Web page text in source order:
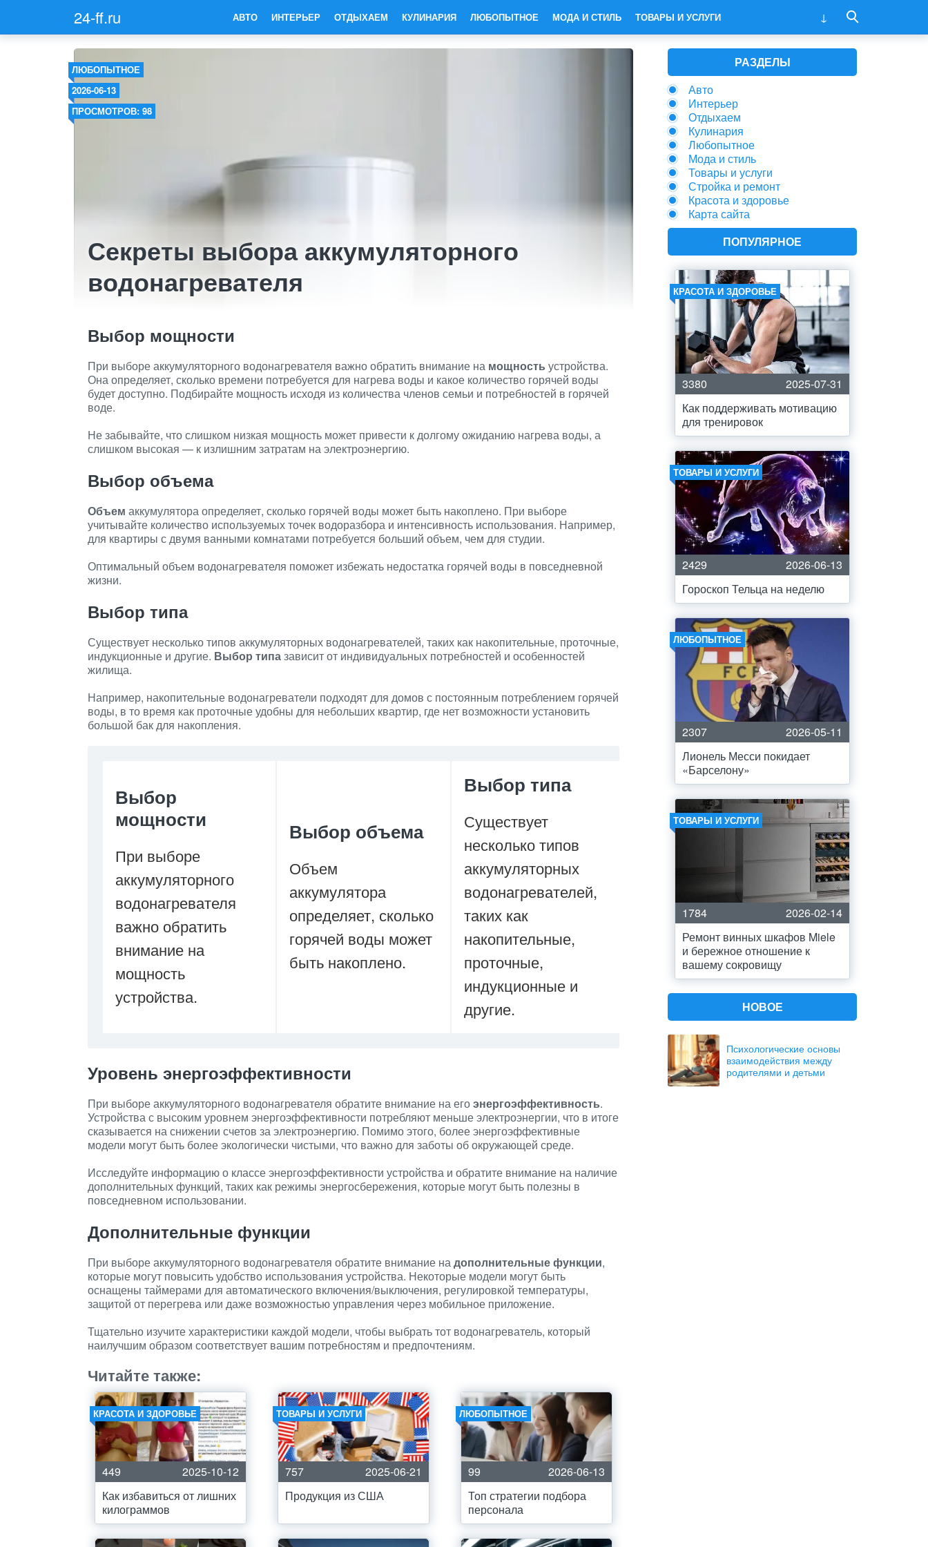
24-ff.ru АВТО ИНТЕРЬЕР ОТДЫХАЕМ КУЛИНАРИЯ ЛЮБОПЫТНОЕ МОДА И СТИЛЬ ТОВАРЫ И УСЛУГИ
ЛЮБОПЫТНОЕ
2026-06-13
ПРОСМОТРОВ: 98
Секреты выбора аккумуляторного
водонагревателя
Выбор мощности
При выборе аккумуляторного водонагревателя важно обратить внимание на мощность устройства.
Она определяет, сколько времени потребуется для нагрева воды и какое количество горячей воды
будет доступно. Подбирайте мощность исходя из количества членов семьи и потребностей в горячей
воде.
Не забывайте, что слишком низкая мощность может привести к долгому ожиданию нагрева воды, а
слишком высокая — к излишним затратам на электроэнергию.
Выбор объема
Объем аккумулятора определяет, сколько горячей воды может быть накоплено. При выборе
учитывайте количество используемых точек водоразбора и интенсивность использования. Например,
для квартиры с двумя ванными комнатами потребуется больший объем, чем для студии.
Оптимальный объем водонагревателя поможет избежать недостатка горячей воды в повседневной
жизни.
Выбор типа
Существует несколько типов аккумуляторных водонагревателей, таких как накопительные, проточные,
индукционные и другие. Выбор типазависит от индивидуальных потребностей и особенностей
жилища.
Например, накопительные водонагреватели подходят для домов с постоянным потреблением горячей
воды, в то время как проточные удобны для небольших квартир, где нет возможности установить
большой бак для накопления.
Выбор
мощности
При выборе
аккумуляторного
водонагревателя
важно обратить
внимание на
мощность
устройства.
Выбор объема
Объем
аккумулятора
определяет, сколько
горячей воды может
быть накоплено.
Выбор типа
Существует
несколько типов
аккумуляторных
водонагревателей,
таких как
накопительные,
проточные,
индукционные и
другие.
Уровень энергоэффективности
При выборе аккумуляторного водонагревателя обратите внимание на егоэнергоэффективность.
Устройства с высоким уровнем энергоэффективности потребляют меньше электроэнергии, что в итоге
сказывается на снижении счетов за электроэнергию. Помимо этого, более энергоэффективные
модели могут быть более экологически чистыми, что важно для заботы об окружающей среде.
Исследуйте информацию о классе энергоэффективности устройства и обратите внимание на наличие
дополнительных функций, таких как режимы энергосбережения, которые могут быть полезны в
повседневном использовании.
Дополнительные функции
При выборе аккумуляторного водонагревателя обратите внимание надополнительные функции,
которые могут повысить удобство использования устройства. Некоторые модели могут быть
оснащены таймерами для автоматического включения/выключения, регулировкой температуры,
защитой от перегрева или даже возможностью управления через мобильное приложение.
Тщательно изучите характеристики каждой модели, чтобы выбрать тот водонагреватель, который
наилучшим образом соответствует вашим потребностям и предпочтениям.
Читайте также:
КРАСОТА И ЗДОРОВЬЕ
449
2025-10-12
Как избавиться от лишних
килограммов
ТОВАРЫ И УСЛУГИ
757
2025-06-21
Продукция из США
ЛЮБОПЫТНОЕ
99
2026-06-13
Топ стратегии подбора
персонала
РАЗДЕЛЫ
Авто
Интерьер
Отдыхаем
Кулинария
Любопытное
Мода и стиль
Товары и услуги
Стройка и ремонт
Красота и здоровье
Карта сайта
ПОПУЛЯРНОЕ
КРАСОТА И ЗДОРОВЬЕ
3380
2025-07-31
Как поддерживать мотивацию
для тренировок
ТОВАРЫ И УСЛУГИ
2429
2026-06-13
Гороскоп Тельца на неделю
ЛЮБОПЫТНОЕ
2307
2026-05-11
Лионель Месси покидает
«Барселону»
ТОВАРЫ И УСЛУГИ
1784
2026-02-14
Ремонт винных шкафов Miele
и бережное отношение к
вашему сокровищу
НОВОЕ
Психологические основы
взаимодействия между
родителями и детьми